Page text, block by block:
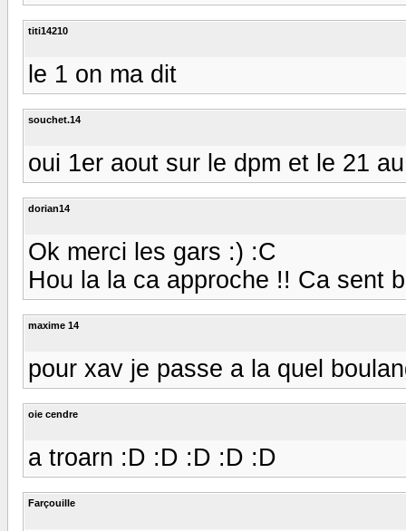
titi14210
le 1 on ma dit
souchet.14
oui 1er aout sur le dpm et le 21
dorian14
Ok merci les gars :) :C
Hou la la ca approche !! Ca sent
maxime 14
pour xav je passe a la quel
oie cendre
a troarn :D :D :D :D :D
Farçouille